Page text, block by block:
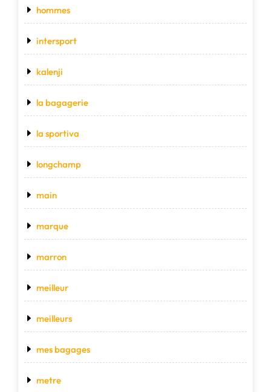
hommes
intersport
kalenji
la bagagerie
la sportiva
longchamp
main
marque
marron
meilleur
meilleurs
mes bagages
metre